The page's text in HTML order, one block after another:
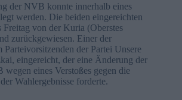
der NVB konnte innerhalb eines
werden. Die beiden eingereichten
Freitag von der Kuria (Oberstes
zurückgewiesen. Einer der
der Partei Unsere
eingereicht, der eine Änderung der
eines Verstoßes gegen die
Wahlergebnisse forderte.